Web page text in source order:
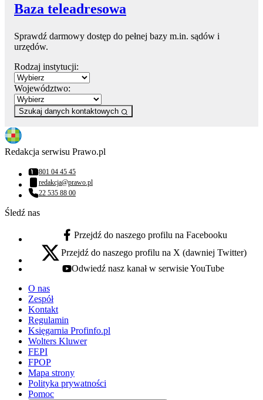
Baza teleadresowa
Sprawdź darmowy dostęp do pełnej bazy m.in. sądów i
urzędów.
Rodzaj instytucji:
Województwo:
Szukaj danych kontaktowych
Redakcja serwisu Prawo.pl
Numer telefonu:
801 04 45 45
Adres email:
redakcja@prawo.pl
Numer telefonu:
22 535 88 00
Śledź nas
facebook - otwiera się w nowej karcie
Przejdź do naszego profilu na Facebooku
x - otwiera się w nowej karcie
Przejdź do naszego profilu na X (dawniej Twitter)
youtube - otwiera się w nowej karcie
Odwiedź nasz kanał w serwisie YouTube
O nas
Zespół
Kontakt
Regulamin
Księgarnia Profinfo.pl
Wolters Kluwer
FEPI
FPOP
Mapa strony
Polityka prywatności
Pomoc